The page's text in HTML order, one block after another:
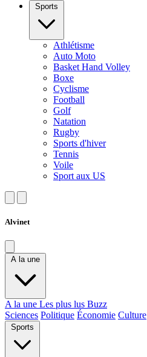
Sports
Athlétisme
Auto Moto
Basket Hand Volley
Boxe
Cyclisme
Football
Golf
Natation
Rugby
Sports d'hiver
Tennis
Voile
Sport aux US
Alvinet
A la une
A la une Les plus lus Buzz
Sciences Politique Économie Culture
Sports